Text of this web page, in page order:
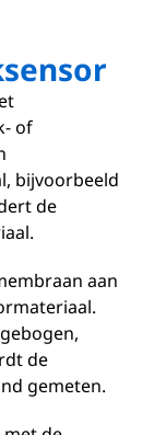
of
bijvoorbeeld
de
aan
de
gemeten.